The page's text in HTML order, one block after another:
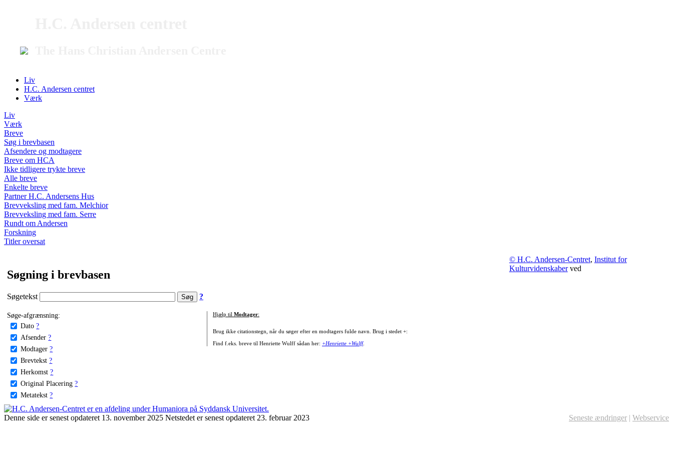
Liv
H.C. Andersen centret
Værk
Liv
Værk
Breve
Søg i brevbasen
Afsendere og modtagere
Breve om HCA
Ikke tidligere trykte breve
Alle breve
Enkelte breve
Partner H.C. Andersens Hus
Brevveksling med fam. Melchior
Brevveksling med fam. Serre
Rundt om Andersen
Forskning
Titler oversat
Søgning i brevbasen
Søgetekst ?
Søge-afgrænsning:
Dato ?
Afsender ?
Modtager ?
Brevtekst ?
Herkomst ?
Original Placering ?
Metatekst ?
Hjælp til Modtager:
Brug ikke citationstegn, når du søger efter en modtagers fulde navn. Brug i stedet +:
Find f.eks. breve til Henriette Wulff sådan her: +Henriette +Wulff.
© H.C. Andersen-Centret, Institut for
Kulturvidenskaberved
Denne side er senest opdateret 13. november 2025 Netstedet er senest opdateret 23. februar 2023 Seneste ændringer | Webservice